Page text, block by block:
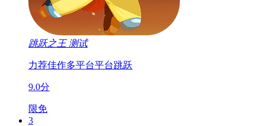
跳跃之王 测试
力荐佳作多平台平台跳跃
9.0分
限免
3